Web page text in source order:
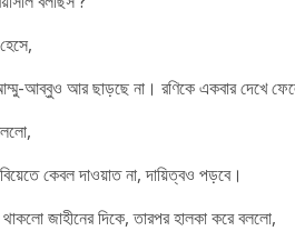
আব্বুও আর ছাড়ছে না। রণিকে একবার দেখে
কেবল দাওয়াত না, দায়িত্বও পড়বে।
জাহীনের দিকে, তারপর হালকা করে বললো,